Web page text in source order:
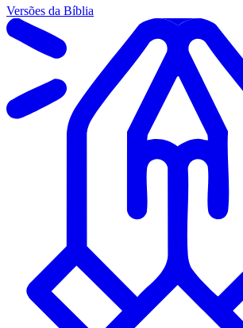
Versões da Bíblia